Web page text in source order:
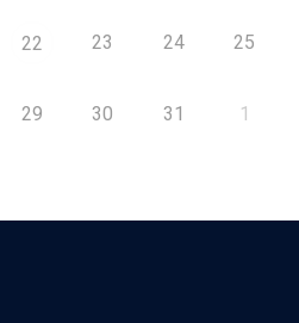
22 23 24 25
29 30 31 1